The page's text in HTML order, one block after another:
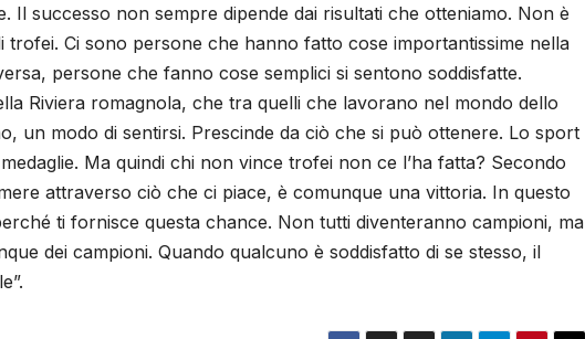
Il successo non sempre dipende dai risultati che otteniamo. Non è
Ci sono persone che hanno fatto cose importantissime nella
persone che fanno cose semplici si sentono soddisfatte.
Riviera romagnola, che tra quelli che lavorano nel mondo dello
un modo di sentirsi. Prescinde da ciò che si può ottenere. Lo sport
Ma quindi chi non vince trofei non ce l’ha fatta? Secondo
attraverso ciò che ci piace, è comunque una vittoria. In questo
ti fornisce questa chance. Non tutti diventeranno campioni, ma
dei campioni. Quando qualcuno è soddisfatto di se stesso, il